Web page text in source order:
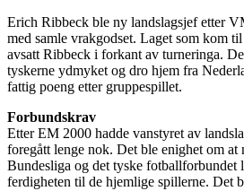
Erich Ribbeck ble ny landslagsjef etter
med samle vrakgodset. Laget som kom
avsatt Ribbeck i forkant av turneringa.
tyskerne ydmyket og dro hjem fra
fattig poeng etter gruppespillet.
Forbundskrav
Etter EM 2000 hadde vanstyret av
foregått lenge nok. Det ble enighet om at
Bundesliga og det tyske fotballforbundet
ferdigheten til de hjemlige spillerne. Det